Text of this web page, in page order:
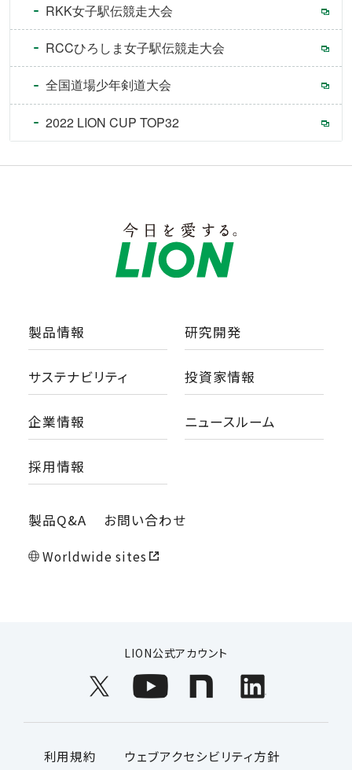
RKK女子駅伝競走大会
RCCひろしま女子駅伝競走大会
全国道場少年剣道大会
2022 LION CUP TOP32
製品情報 研究開発
サステナビリティ 投資家情報
企業情報 ニュースルーム
採用情報
製品Q&A お問い合わせ
Worldwide sites
LION公式アカウント
利用規約 ウェブアクセシビリティ方針